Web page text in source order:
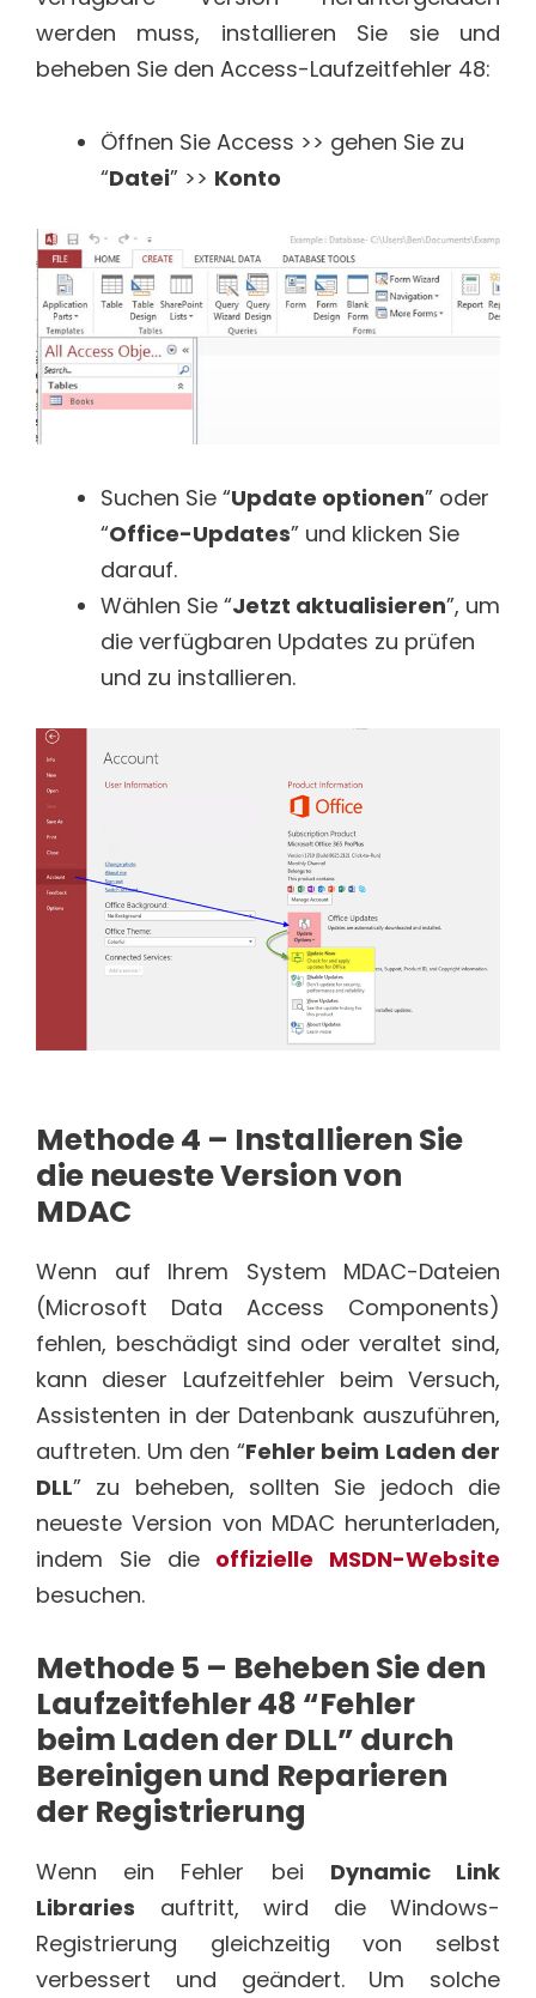
werden muss, installieren Sie sie und
beheben Sie den Access-Laufzeitfehler 48:
Öffnen Sie Access >> gehen Sie zu
“Datei” >> Konto
Suchen Sie “Update optionen” oder
“Office-Updates” und klicken Sie
darauf.
Wählen Sie “Jetzt aktualisieren”, um
die verfügbaren Updates zu prüfen
und zu installieren.
Methode 4 – Installieren Sie
die neueste Version von
MDAC
Wenn auf Ihrem System MDAC-Dateien
(Microsoft Data Access Components)
fehlen, beschädigt sind oder veraltet sind,
kann dieser Laufzeitfehler beim Versuch,
Assistenten in der Datenbank auszuführen,
auftreten. Um den “Fehler beim Laden der
DLL” zu beheben, sollten Sie jedoch die
neueste Version von MDAC herunterladen,
indem Sie die offizielle MSDN-Website
besuchen.
Methode 5 – Beheben Sie den
Laufzeitfehler 48 “Fehler
beim Laden der DLL” durch
Bereinigen und Reparieren
der Registrierung
Wenn ein Fehler bei Dynamic Link
Libraries auftritt, wird die Windows-
Registrierung gleichzeitig von selbst
verbessert und geändert. Um solche